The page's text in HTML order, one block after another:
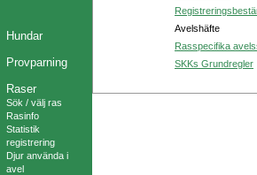
Hundar
Provparning
Raser
Sök / välj ras
Rasinfo
Statistik
registrering
Djur använda i
avel
Avelshäfte
Rasspecifika
SKKs Grundregler